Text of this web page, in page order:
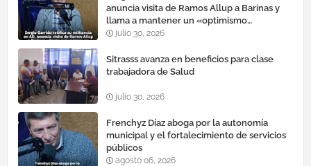
anuncia visita de Ramos Allup a Barinas y
llama a mantener un «optimismo
cauteloso»
julio 30, 2026
Sitrasss avanza en beneficios para clase
trabajadora de Salud
julio 30, 2026
Frenchyz Díaz aboga por la autonomía
municipal y el fortalecimiento de servicios
públicos
agosto 06, 2026